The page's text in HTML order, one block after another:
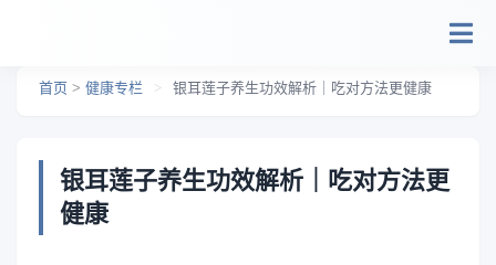
首页 > 健康专栏 > 银耳莲子养生功效解析｜吃对方法更健康
银耳莲子养生功效解析｜吃对方法更
健康